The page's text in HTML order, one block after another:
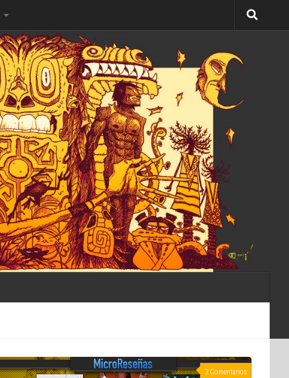
3 Comentarios